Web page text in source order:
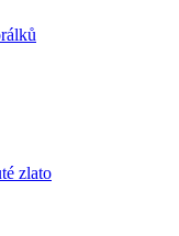
zlato